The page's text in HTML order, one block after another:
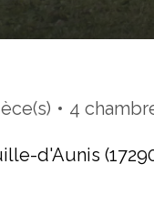
4
d'Aunis